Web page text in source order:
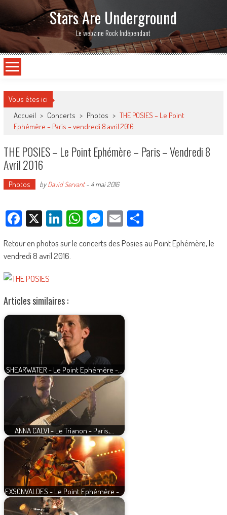
Stars Are Underground
Le webzine Rock Indépendant
Vous êtes ici
Accueil > Concerts > Photos > THE POSIES – Le Point
Ephémère – Paris – vendredi 8 avril 2016
THE POSIES – Le Point Ephémère – Paris – Vendredi 8
Avril 2016
Photos byDavid Servant- 4 mai 2016
Facebook
X LinkedIn
WhatsApp
Messenger
EmailPartager
Retour en photos sur le concerts des Posies au Point Ephémère, le
vendredi 8 avril 2016.
Articles similaires :
SHEARWATER - Le Point Ephémère -…
ANNA CALVI - Le Trianon - Paris,…
EXSONVALDES - Le Point Ephémère -…